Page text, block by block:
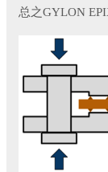
总之GYLON